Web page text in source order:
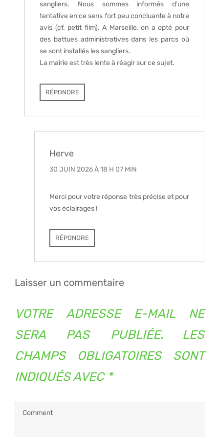
sangliers. Nous sommes informés d’une
tentative en ce sens fort peu concluante à notre
avis (cf. petit film). A Marseille, on a opté pour
des battues administratives dans les parcs où
se sont installés les sangliers.
La mairie est très lente à réagir sur ce sujet.
RÉPONDRE
Herve
30 JUIN 2026 À 18 H 07 MIN
Merci pour votre réponse très précise et pour
vos éclairages !
RÉPONDRE
Laisser un commentaire
VOTRE ADRESSE E-MAIL NE
SERA PAS PUBLIÉE.
LES
CHAMPS OBLIGATOIRES SONT
INDIQUÉS AVEC *